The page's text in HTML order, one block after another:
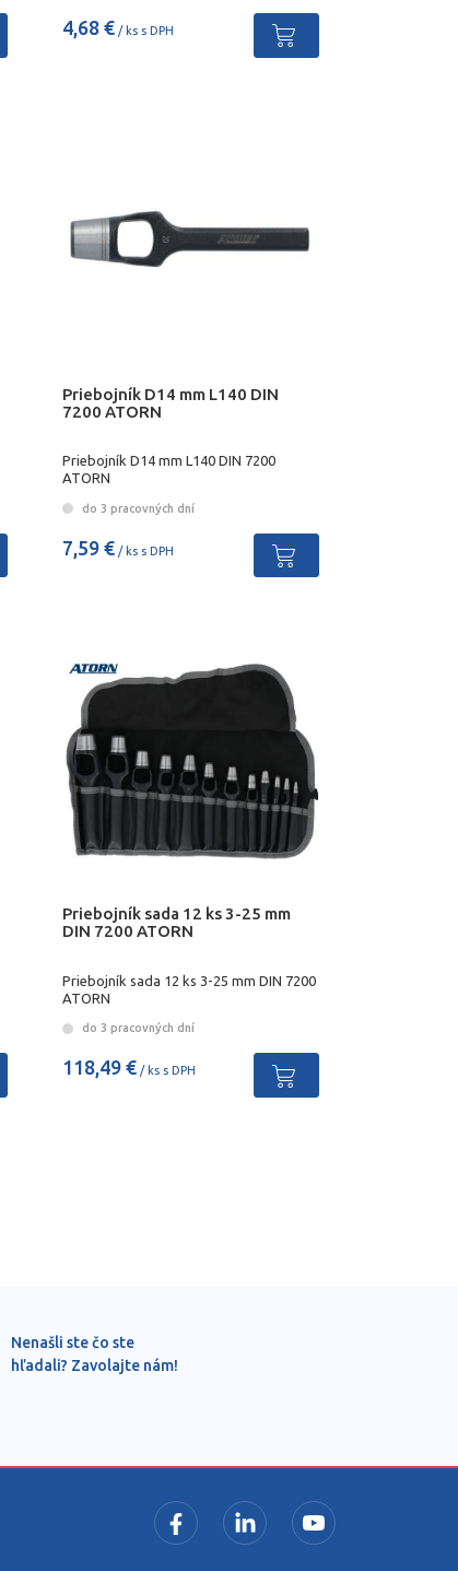
4,68 €/ ks s DPH
Priebojník D14 mm L140 DIN
7200 ATORN
Priebojník D14 mm L140 DIN 7200
ATORN
do 3 pracovných dní
7,59 €/ ks s DPH
Priebojník sada 12 ks 3-25 mm
DIN 7200 ATORN
Priebojník sada 12 ks 3-25 mm DIN 7200
ATORN
do 3 pracovných dní
118,49 €/ ks s DPH
Nenašli ste čo ste
hľadali? Zavolajte nám!